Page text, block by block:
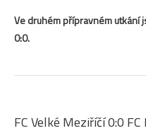
Ve druhém přípravném utkání
0:0.
FC Velké Meziříčí 0:0